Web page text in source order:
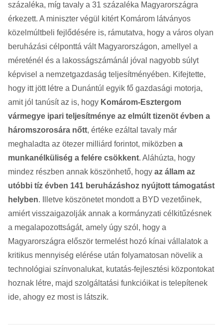
százaléka, míg tavaly a 31 százaléka Magyarországra
érkezett. A miniszter végül kitért Komárom látványos
közelmúltbeli fejlődésére is, rámutatva, hogy a város olyan
beruházási célponttá vált Magyarországon, amellyel a
méreténél és a lakosságszámánál jóval nagyobb súlyt
képvisel a nemzetgazdaság teljesítményében. Kifejtette,
hogy itt jött létre a Dunántúl egyik fő gazdasági motorja,
amit jól tanúsít az is, hogy Komárom-Esztergom
vármegye ipari teljesítménye az elmúlt tizenöt évben a
háromszorosára nőtt, értéke ezáltal tavaly már
meghaladta az ötezer milliárd forintot, miközben a
munkanélküliség a felére csökkent. Aláhúzta, hogy
mindez részben annak köszönhető, hogy az állam az
utóbbi tíz évben 141 beruházáshoz nyújtott támogatást
helyben. Illetve köszönetet mondott a BYD vezetőinek,
amiért visszaigazolják annak a kormányzati célkitűzésnek
a megalapozottságát, amely úgy szól, hogy a
Magyarországra először termelést hozó kínai vállalatok a
kritikus mennyiség elérése után folyamatosan növelik a
technológiai színvonalukat, kutatás-fejlesztési központokat
hoznak létre, majd szolgáltatási funkcióikat is telepítenek
ide, ahogy ez most is látszik.